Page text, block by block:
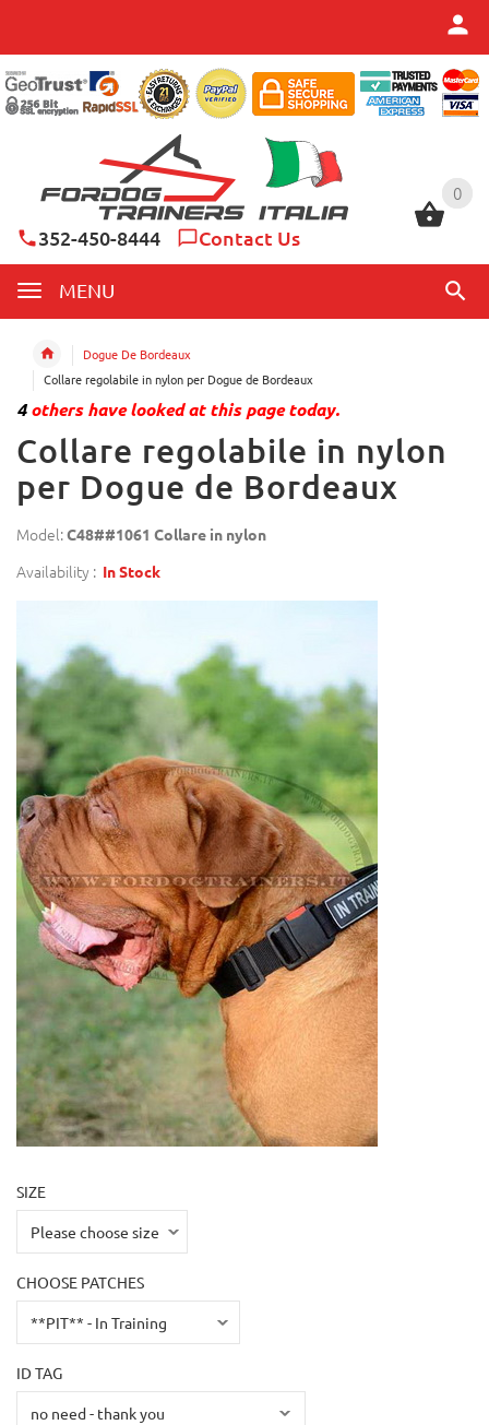
0
352-450-8444 Contact Us
MENU
0
Dogue De Bordeaux
Collare regolabile in nylon per Dogue de Bordeaux
4others have looked at this page today.
Collare regolabile in nylon
per Dogue de Bordeaux
Model:C48##1061 Collare in nylon
Availability : In Stock
SIZE
CHOOSE PATCHES
ID TAG